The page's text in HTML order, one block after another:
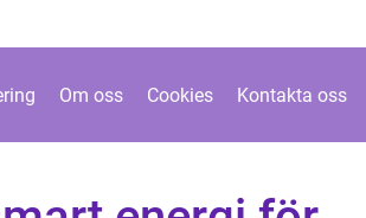
Om oss Cookies Kontakta oss